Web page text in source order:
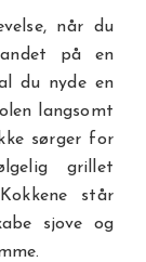
når du
på en
du nyde en
langsomt
sørger for
grillet
står
sjove og